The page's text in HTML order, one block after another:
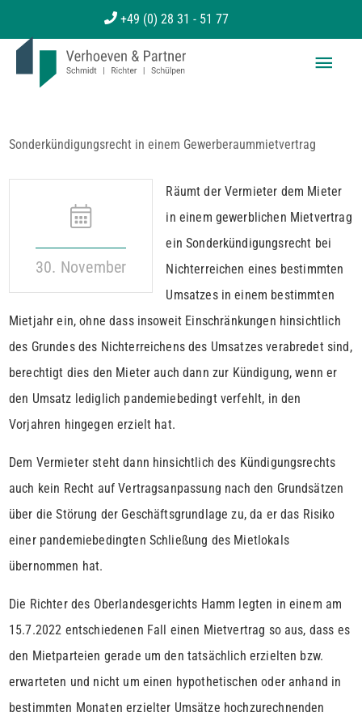
Inhalt
+49 (0) 28 31 - 51 77
Sonderkündigungsrecht in einem Gewerberaummietvertrag
30. November
Räumt der Vermieter dem Mieter
in einem gewerblichen Mietvertrag
ein Sonderkündigungsrecht bei
Nichterreichen eines bestimmten
Umsatzes in einem bestimmten
Mietjahr ein, ohne dass insoweit Einschränkungen hinsichtlich
des Grundes des Nichterreichens des Umsatzes verabredet sind,
berechtigt dies den Mieter auch dann zur Kündigung, wenn er
den Umsatz lediglich pandemiebedingt verfehlt, in den
Vorjahren hingegen erzielt hat.
Dem Vermieter steht dann hinsichtlich des Kündigungsrechts
auch kein Recht auf Vertragsanpassung nach den Grundsätzen
über die Störung der Geschäftsgrundlage zu, da er das Risiko
einer pandemiebedingten Schließung des Mietlokals
übernommen hat.
Die Richter des Oberlandesgerichts Hamm legten in einem am
15.7.2022 entschiedenen Fall einen Mietvertrag so aus, dass es
den Mietparteien gerade um den tatsächlich erzielten bzw.
erwarteten und nicht um einen hypothetischen oder anhand in
bestimmten Monaten erzielter Umsätze hochzurechnenden